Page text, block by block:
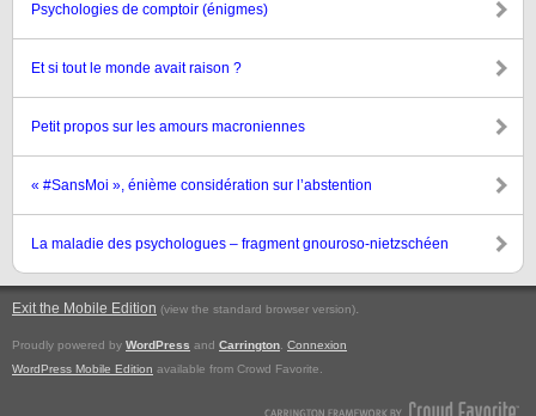
Psychologies de comptoir (énigmes)
Et si tout le monde avait raison ?
Petit propos sur les amours macroniennes
« #SansMoi », énième considération sur l’abstention
La maladie des psychologues – fragment gnouroso-nietzschéen
Exit the Mobile Edition (view the standard browser version).
Proudly powered by WordPress and Carrington Connexion
WordPress Mobile Edition available from Crowd Favorite.